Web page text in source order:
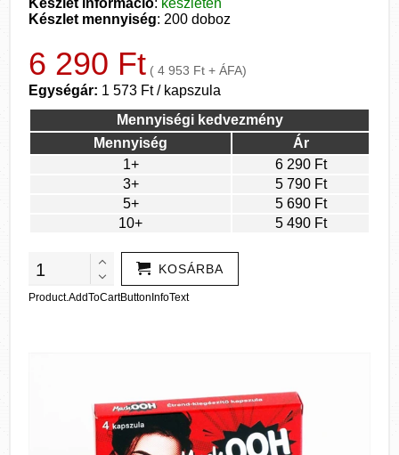
Készlet információ: készleten
Készlet mennyiség: 200 doboz
6 290 Ft ( 4 953 Ft + ÁFA)
Egységár: 1 573 Ft / kapszula
Mennyiségi kedvezmény
Mennyiség
Ár
1+
6 290 Ft
3+
5 790 Ft
5+
5 690 Ft
10+
5 490 Ft
KOSÁRBA
Product.AddToCartButtonInfoText